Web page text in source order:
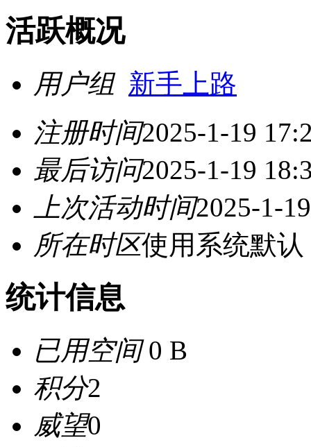
活跃概况
用户组 新手上路
注册时间2025-1-19
最后访问2025-1-19
上次活动时间2025-1-
所在时区使用系统默认
统计信息
已用空间0 B
积分2
威望0